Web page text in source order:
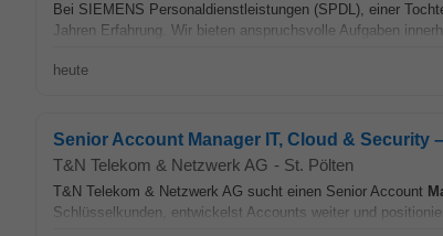
Bei SIEMENS Personaldienstleistungen (SPDL), einer
Jahren Erfahrung. Wir bieten anspruchsvolle Aufgaben
heute
Senior Account Manager IT, Cloud & Security
T&N Telekom & Netzwerk AG - St. Pölten
T&N Telekom & Netzwerk AG sucht einen Senior Account
Schlüsselkunden, entwickelst Accounts weiter und